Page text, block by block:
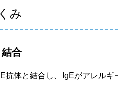
み
合
抗体と結合し、IgEがアレル